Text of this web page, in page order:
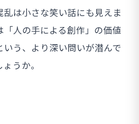
乱は小さな笑い話にも見えま
「人の手による創作」の価値
いう、より深い問いが潜んで
うか。